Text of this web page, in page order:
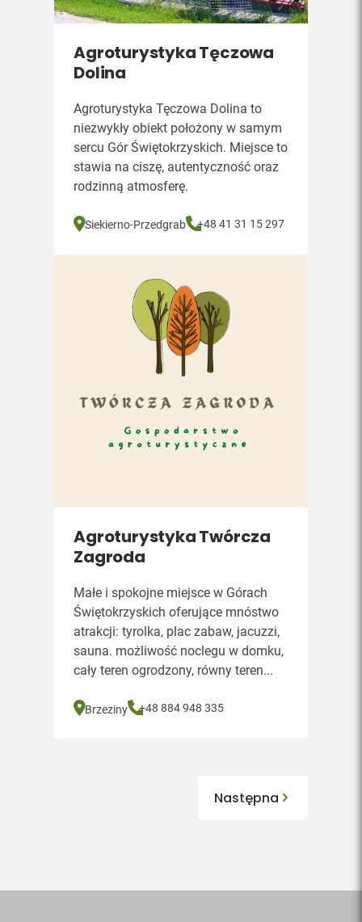
Agroturystyka Tęczowa
Dolina
Agroturystyka Tęczowa Dolina to
niezwykły obiekt położony w samym
sercu Gór Świętokrzyskich. Miejsce to
stawia na ciszę, autentyczność oraz
rodzinną atmosferę.
Siekierno-Przedgrab +48 41 31 15 297
Agroturystyka Twórcza
Zagroda
Małe i spokojne miejsce w Górach
Świętokrzyskich oferujące mnóstwo
atrakcji: tyrolka, plac zabaw, jacuzzi,
sauna. możliwość noclegu w domku,
cały teren ogrodzony, równy teren...
Brzeziny +48 884 948 335
Następna